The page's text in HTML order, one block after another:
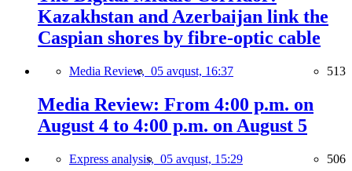
Kazakhstan and Azerbaijan link the
Caspian shores by fibre-optic cable
Media Review, 05 avqust, 16:37 513
Media Review: From 4:00 p.m. on
August 4 to 4:00 p.m. on August 5
Express analysis, 05 avqust, 15:29 506